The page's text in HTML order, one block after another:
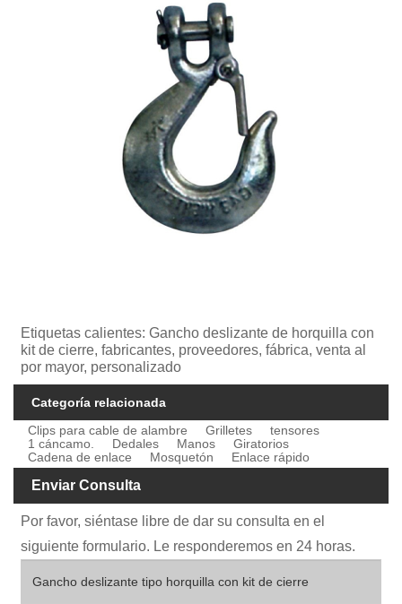
Etiquetas calientes: Gancho deslizante de horquilla con
kit de cierre, fabricantes, proveedores, fábrica, venta al
por mayor, personalizado
Categoría relacionada
Clips para cable de alambre
Grilletes
tensores
1 cáncamo.
Dedales Manos
Giratorios
Cadena de enlace
Mosquetón Enlace rápido
Enviar Consulta
Por favor, siéntase libre de dar su consulta en el
siguiente formulario. Le responderemos en 24 horas.